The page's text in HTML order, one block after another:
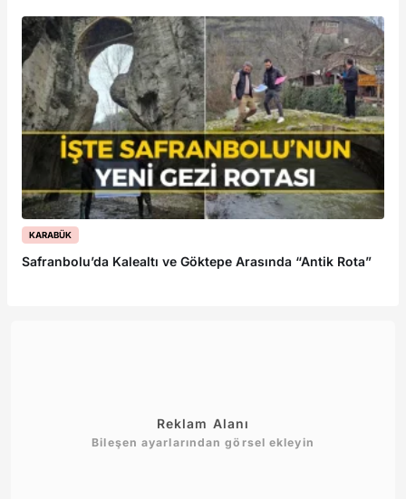
KARABÜK
Safranbolu’da Kalealtı ve Göktepe Arasında “Antik Rota”
Reklam Alanı
Bileşen ayarlarından görsel ekleyin